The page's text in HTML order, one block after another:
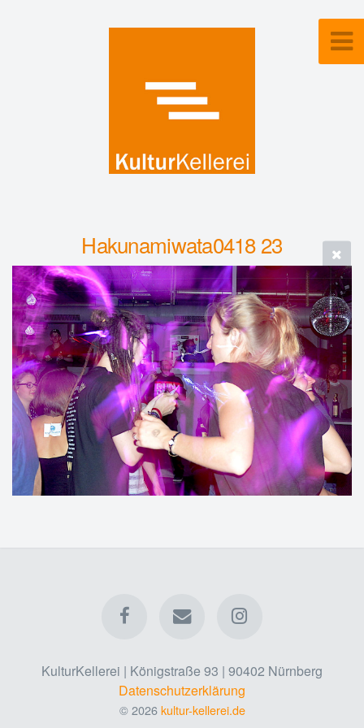
Hakunamiwata0418 23
KulturKellerei | Königstraße 93 | 90402 Nürnberg
Datenschutzerklärung
© 2026kultur-kellerei.de